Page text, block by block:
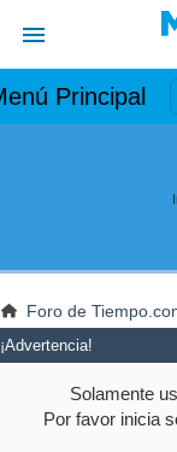
Principal
Foro de
¡Advertencia!
Solamente
Por favor inicia